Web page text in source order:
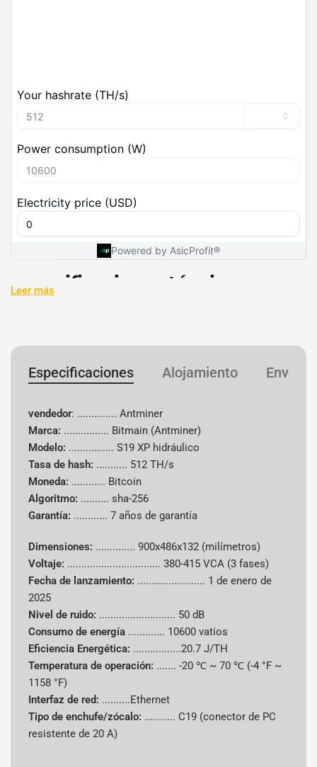
Especificaciones técnicas
S19 XP hidráulico
También
conocido
como
3US19XPH - 3U S19 XP Hidro
Tasa de
Algoritmo SHA-256
Monedas
admitidas
Consumo
de energía
10.600 vatios
Eficiencia
Energética
Leer más
Especificaciones Alojamiento Envío
vendedor: .............. Antminer
Marca: ................ Bitmain (Antminer)
Modelo: ................ S19 XP hidráulico
Tasa de hash: ........... 512 TH/s
Moneda: ............ Bitcoin
Algoritmo: ..........sha-256
Garantía: ............7 años de garantía
Dimensiones: ..............900x486x132 (milímetros)
Voltaje: .................................380-415 VCA (3 fases)
Fecha de lanzamiento: ........................ 1 de enero de
2025
Nivel de ruido: ........................... 50 dB
Consumo de energía ............. 10600 vatios
Eficiencia Energética: .................20.7 J/TH
Temperatura de operación: ....... -20 ℃ ~ 70 ℃ (-4 °F ~
1158 °F)
Interfaz de red: ..........Ethernet
Tipo de enchufe/zócalo: ........... C19 (conector de PC
resistente de 20 A)